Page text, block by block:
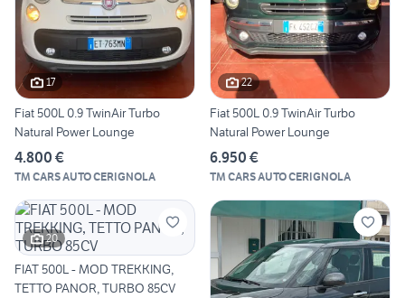
17
Fiat 500L 0.9 TwinAir Turbo
Natural Power Lounge
4.800 €
TM CARS AUTO CERIGNOLA
22
Fiat 500L 0.9 TwinAir Turbo
Natural Power Lounge
6.950 €
TM CARS AUTO CERIGNOLA
20
FIAT 500L - MOD TREKKING,
TETTO PANOR, TURBO 85CV